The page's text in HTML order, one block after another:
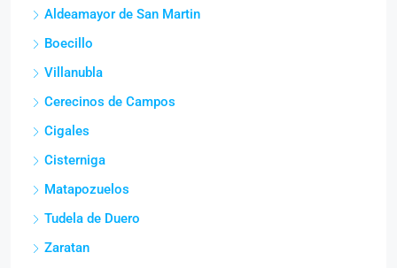
Aldeamayor de San Martin
Boecillo
Villanubla
Cerecinos de Campos
Cigales
Cisterniga
Matapozuelos
Tudela de Duero
Zaratan